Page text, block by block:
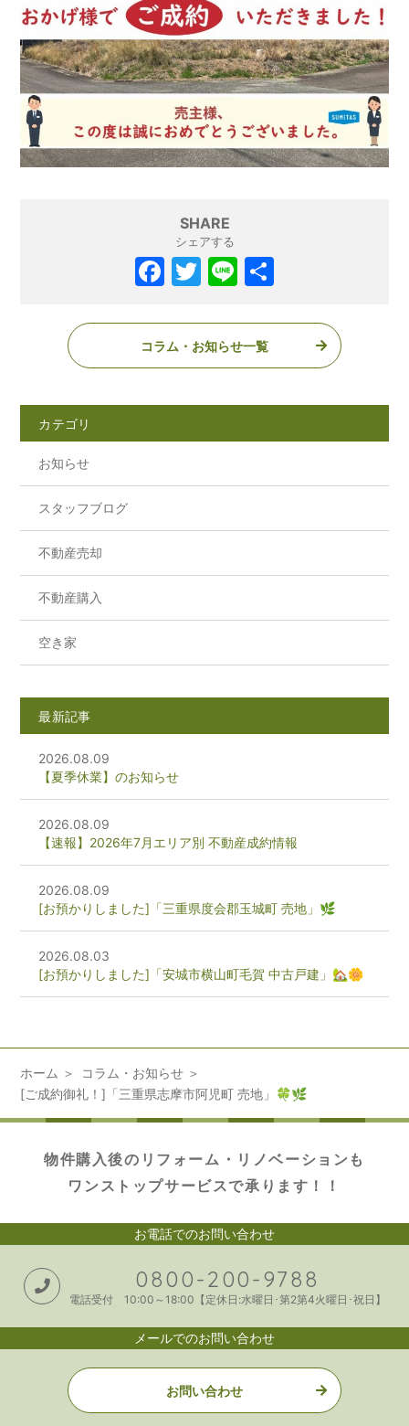
SHARE
シェアする
コラム・お知らせ一覧
カテゴリ
お知らせ
スタッフブログ
不動産売却
不動産購入
空き家
最新記事
2026.08.09
【夏季休業】のお知らせ
2026.08.09
【速報】2026年7月エリア別 不動産成約情報
2026.08.09
[お預かりしました]「三重県度会郡玉城町 売地」🌿
2026.08.03
[お預かりしました]「安城市横山町毛賀 中古戸建」🏡🌼
ホーム
コラム・お知らせ
[ご成約御礼！]「三重県志摩市阿児町 売地」🍀🌿
物件購入後のリフォーム・リノベーションも
ワンストップサービスで承ります！！
お電話でのお問い合わせ
0800-200-9788
電話受付 10:00～18:00【定休日:水曜日･第2第4火曜日･祝日】
メールでのお問い合わせ
お問い合わせ